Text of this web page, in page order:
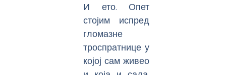
И ето. Опет
стојим испред
гломазне
троспратнице у
којој сам живео